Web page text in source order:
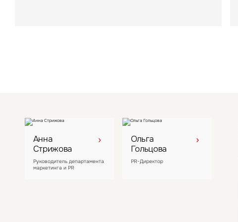
Анна
Стрижова
Руководитель департамента
маркетинга и PR
Ольга
Гольцова
PR-Директор